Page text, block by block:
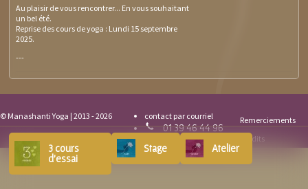
Au plaisir de vous rencontrer... En vous souhaitant
un bel été.
Reprise des cours de yoga : Lundi 15 septembre
2025.
---
© Manashanti Yoga | 2013 - 2026 contact par courriel
01 39 46 44 96
Remerciements
Crédits
3 cours
d'essai
Stage Atelier